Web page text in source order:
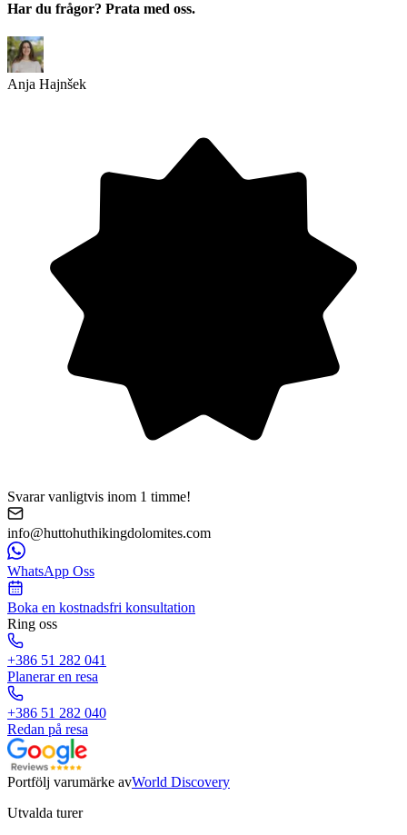
Har du frågor? Prata med oss.
Anja Hajnšek
Svarar vanligtvis inom 1 timme!
info@huttohuthikingdolomites.com
WhatsApp Oss
Boka en kostnadsfri konsultation
Ring oss
+386 51 282 041
Planerar en resa
+386 51 282 040
Redan på resa
Portfölj varumärke avWorld Discovery
Utvalda turer